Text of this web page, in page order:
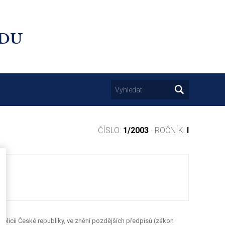
ČÍSLO: 1/2003 · ROČNÍK:
České republiky, ve znění pozdějších předpisů (zákon